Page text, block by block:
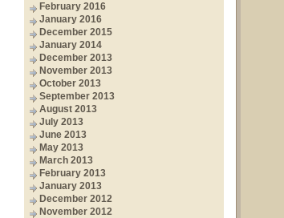
February 2016
January 2016
December 2015
January 2014
December 2013
November 2013
October 2013
September 2013
August 2013
July 2013
June 2013
May 2013
March 2013
February 2013
January 2013
December 2012
November 2012